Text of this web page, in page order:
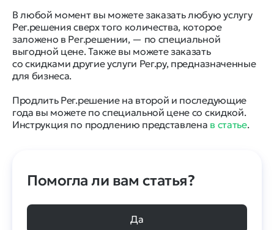
В любой момент вы можете заказать любую услугу
Рег.решения сверх того количества, которое
заложено в Рег.решении, — по специальной
выгодной цене. Также вы можете заказать
со скидками другие услуги Рег.ру, предназначенные
для бизнеса.
Продлить Рег.решение на второй и последующие
года вы можете по специальной цене со скидкой.
Инструкция по продлению представлена в статье.
Помогла ли вам статья?
Да